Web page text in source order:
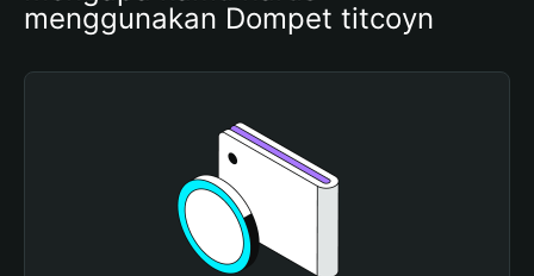
menggunakan Dompet titcoyn